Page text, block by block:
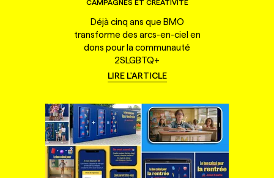
CAMPAGNES ET CRÉATIVITÉ
Déjà cinq ans que BMO
transforme des arcs-en-ciel en
dons pour la communauté
2SLGBTQ+
LIRE L'ARTICLE